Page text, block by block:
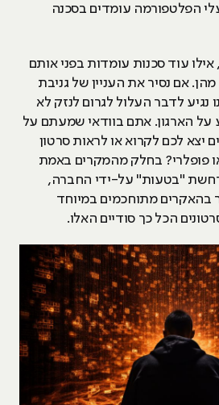
הפלטפורמה עומדים בסכנה
עוד סכנות עומדות בפני אותם
אם נסיר את העניין של גניבת
נגיע לדבר העלול לגרום לנזק לא
על הארגון. אתם בוודאי שמעתם על
לכם לקרוא או לראות סרטון
פופלרי? בחלק מהמקרים באמת
"בטעות" על-ידי החברה,
בהאקרים מתוחכמים במיוחד
הכל כך סודיים האלו.